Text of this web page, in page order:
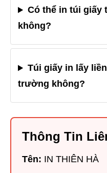
Có thể in túi giấy
không?
Túi giấy in lấy
trường không?
Thông Tin
Tên: IN THIÊN HÀ